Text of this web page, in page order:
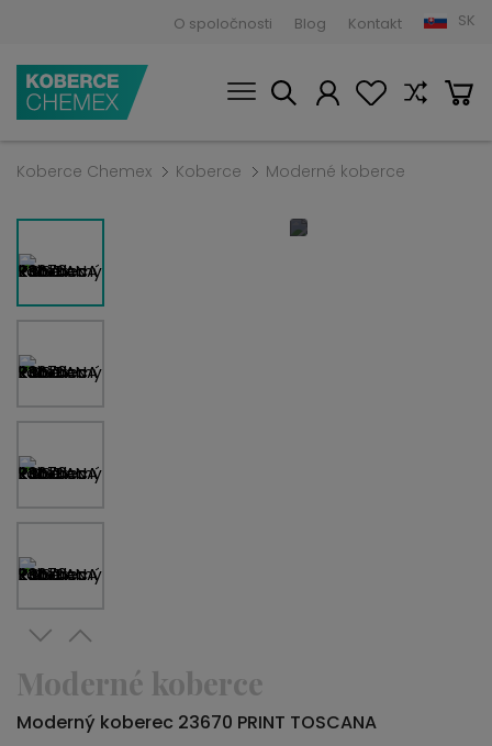
O spoločnosti Blog Kontakt SK
Koberce Chemex Koberce Moderné koberce
Moderné koberce
Moderný koberec 23670 PRINT TOSCANA